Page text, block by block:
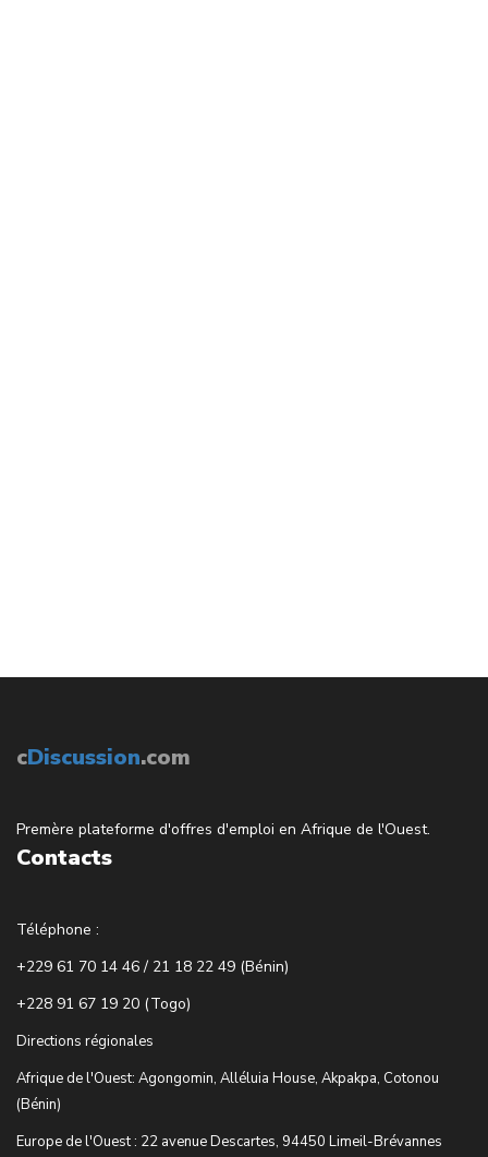
cDiscussion.com
Premère plateforme d'offres d'emploi en Afrique de l'Ouest.
Contacts
Téléphone :
+229 61 70 14 46 / 21 18 22 49 (Bénin)
+228 91 67 19 20 (Togo)
Directions régionales
Afrique de l'Ouest: Agongomin, Alléluia House, Akpakpa, Cotonou
(Bénin)
Europe de l'Ouest : 22 avenue Descartes, 94450 Limeil-Brévannes